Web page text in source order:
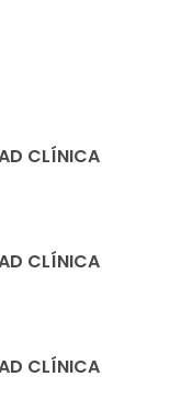
CLÍNICA
CLÍNICA
CLÍNICA